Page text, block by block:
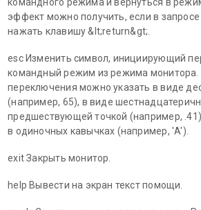
эффект можно получить, если в
нажать клавишу &lt;return&gt;.
esc Изменить символ, инициирующий
командный режим из режима монитора.
переключения можно указать в виде
(например, 65), в виде
предшествующей точкой (например,
в одиночных кавычках (например, 'A').
exit Закрыть монитор.
help Вывести на экран текст помощи.